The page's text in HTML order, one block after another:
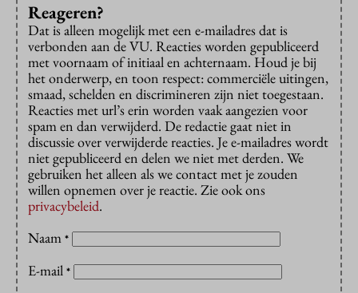
Reageren?
Dat is alleen mogelijk met een e-mailadres dat is
verbonden aan de VU. Reacties worden gepubliceerd
met voornaam of initiaal en achternaam. Houd je bij
het onderwerp, en toon respect: commerciële uitingen,
smaad, schelden en discrimineren zijn niet toegestaan.
Reacties met url’s erin worden vaak aangezien voor
spam en dan verwijderd. De redactie gaat niet in
discussie over verwijderde reacties. Je e-mailadres wordt
niet gepubliceerd en delen we niet met derden. We
gebruiken het alleen als we contact met je zouden
willen opnemen over je reactie. Zie ook ons
privacybeleid.
Naam *
E-mail *